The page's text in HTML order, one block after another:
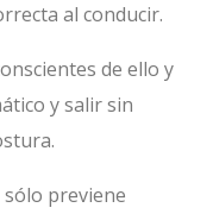
al conducir.
de ello y
y salir sin
sólo previene